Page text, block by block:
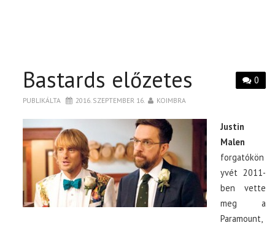
0
Bastards előzetes
PUBLIKÁLTA 2016. SZEPTEMBER 16. KOIMBRA
Justin
Malen
forgatókön
yvét 2011-
ben vette
meg a
Paramount,